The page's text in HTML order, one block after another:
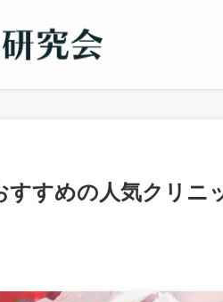
すめの人気クリニ